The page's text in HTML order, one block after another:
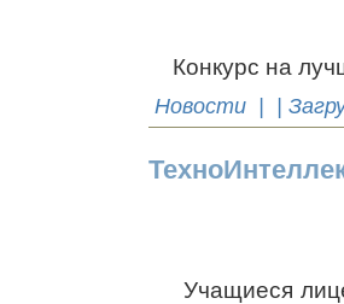
Конкурс на
Новости | |
Учащиеся